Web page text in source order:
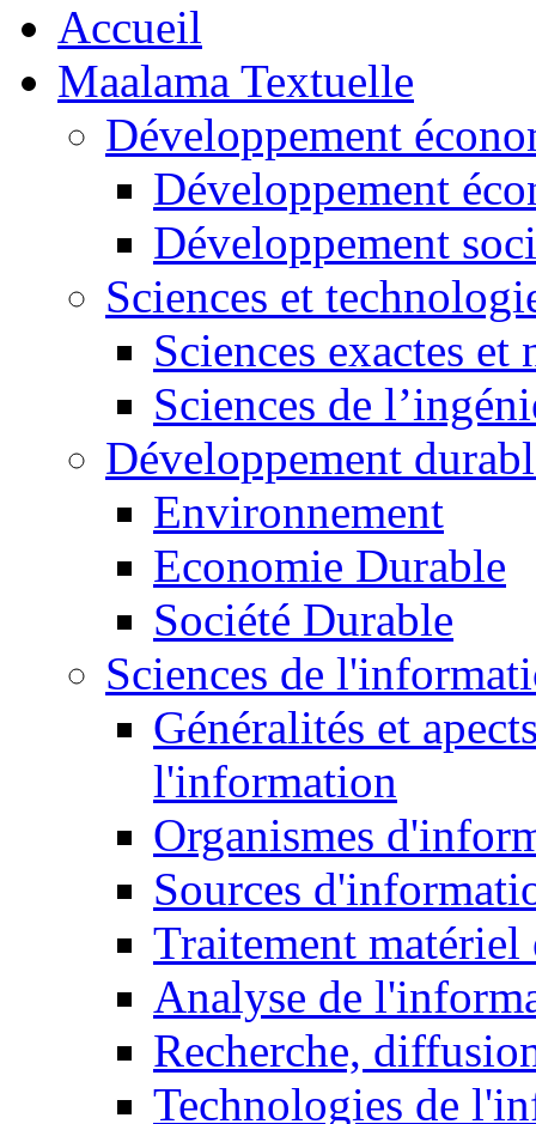
Accueil
Maalama Textuelle
Développement
Développement
Développement
Sciences et
Sciences exactes et
Sciences de
Développement
Environnement
Economie Durable
Société Durable
Sciences de
Généralités et
l'information
Organismes
Sources
Traitement matériel
Analyse de
Recherche,
Technologies de